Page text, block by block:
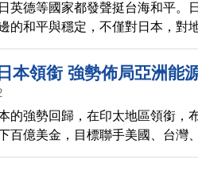
英德等國家都發聲挺台海和平。
的和平與穩定，不僅對日本，對
國防部譴責中共是挑釁性的軍事
本領銜 強勢佈局亞洲能
的強勢回歸，在印太地區領銜，
百億美金，目標聯手美國、台灣
。接下來的新聞，國際能源專家